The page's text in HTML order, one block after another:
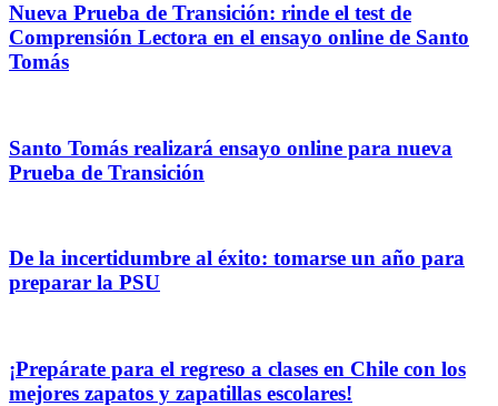
Nueva Prueba de Transición: rinde el test de
Comprensión Lectora en el ensayo online de Santo
Tomás
Santo Tomás realizará ensayo online para nueva
Prueba de Transición
De la incertidumbre al éxito: tomarse un año para
preparar la PSU
¡Prepárate para el regreso a clases en Chile con los
mejores zapatos y zapatillas escolares!